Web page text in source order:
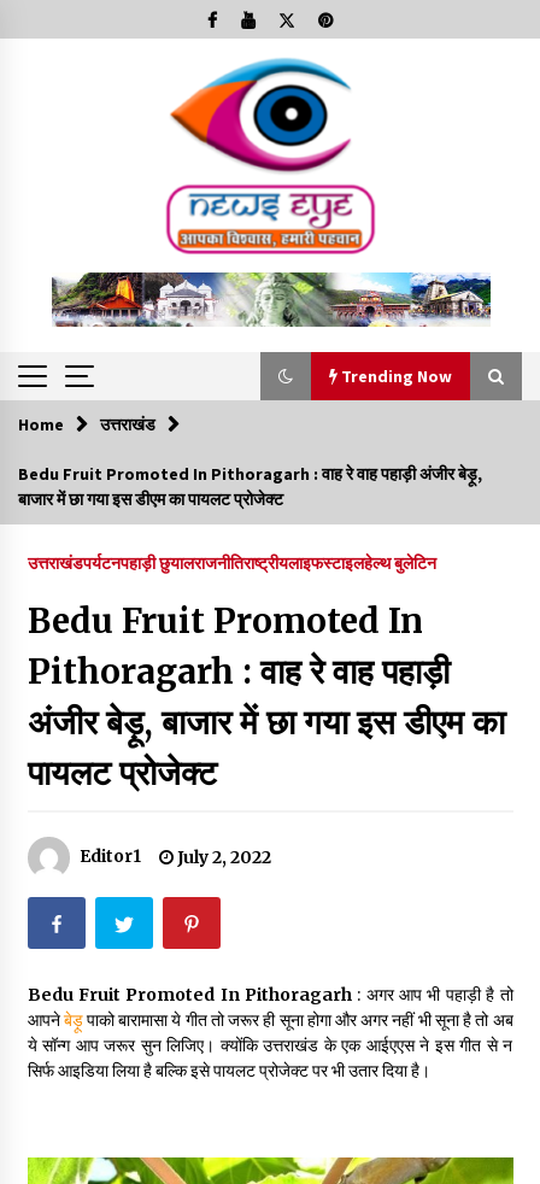
to
Trending Now
Trending Now
Minorities Rights Day : विश्व अल्पसंख्यक अधिकार दिवस
कार्यक्रम में शामिल हुए सीएम,आधुनिक मदरसों का नाम अब्दुल कलाम के नाम
December 18, 2023
Thought Of The Day 7 September
September 7, 2023
Thought Of The Day 6 September
September 6, 2023
May 18, 2022
Thought Of The Day 17 May
May 17, 2022
Thought Of The Day 16 May
Thought Of The Day 14 May
Home उत्तराखंड
Bedu Fruit Promoted In Pithoragarh : वाह रे वाह पहाड़ी अंजीर बेड़ू,
बाजार में छा गया इस डीएम का पायलट प्रोजेक्ट
उत्तराखंडपर्यटनपहाड़ी छुयालराजनीतिराष्ट्रीयलाइफस्टाइलहेल्थ बुलेटिन
Bedu Fruit Promoted In
Pithoragarh : वाह रे वाह पहाड़ी
अंजीर बेड़ू, बाजार में छा गया इस डीएम का
पायलट प्रोजेक्ट
Editor1 July 2, 2022
Bedu Fruit Promoted In Pithoragarh: अगर आप भी पहाड़ी है तो
आपनेबेड़ूपाको बारामासा ये गीत तो जरूर ही सूना होगा और अगर नहीं भी सूना है तो अब
ये सॉन्ग आप जरूर सुन लिजिए। क्योंकि उत्तराखंड के एक आईएएस ने इस गीत से न
सिर्फ आइडिया लिया है बल्कि इसे पायलट प्रोजेक्ट पर भी उतार दिया है।